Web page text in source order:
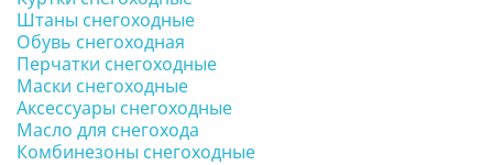
Штаны снегоходные
Обувь снегоходная
Перчатки снегоходные
Маски снегоходные
Аксессуары снегоходные
Масло для снегохода
Комбинезоны снегоходные